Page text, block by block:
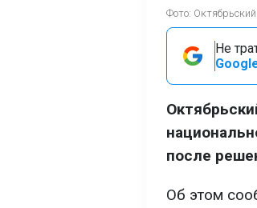
Фото:
Не
после
Об этом